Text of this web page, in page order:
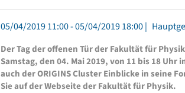
05/04/2019 11:00 - 05/04/2019 18:00
Der Tag der offenen Tür der Fakultät für
Samstag, den 04. Mai 2019, von 11 bis 18
auch der ORIGINS Cluster Einblicke in seine
Sie auf der Webseite der Fakultät für Physik.